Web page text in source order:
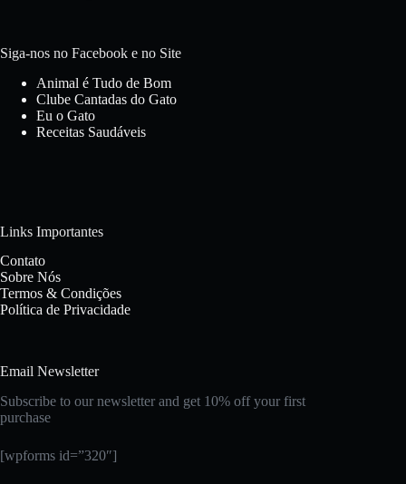
Siga-nos no Facebook e no Site
Animal é Tudo de Bom
Clube Cantadas do Gato
Eu o Gato
Receitas Saudáveis
Links Importantes
Contato
Sobre Nós
Termos & Condições
Política de Privacidade
Email Newsletter
Subscribe to our newsletter and get 10% off your first
purchase
[wpforms id=”320″]